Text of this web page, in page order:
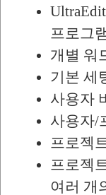
프로그
개별 워
기본 세
사용자
사용자/
프로젝
프로젝
여러 개